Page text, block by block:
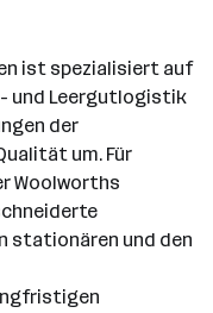
ist spezialisiert auf
und Leergutlogistik
der
um. Für
Woolworths
stationären und den